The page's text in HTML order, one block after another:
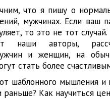
что я пишу о
мужчинах. Если ваш
то это не тот
наши авторы,
и женщин, на
стать более
шаблонного мышления
раньше? Как научиться